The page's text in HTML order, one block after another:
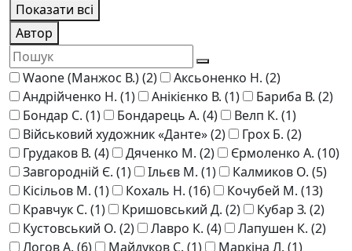
Показати всі
Автор
Waone (Манжос В.)(2) Аксьоненко Н. (2)
Андрійченко Н. (1) Анікієнко В. (1) Бариба В. (2)
Бондар С. (1) Бондарець А. (4) Велп К. (1)
Військовий художник «Данте»(2) Грох Б. (2)
Грудаков В. (4) Дяченко М. (2) Єрмоленко А. (10)
Завгородній Є. (1) Ільєв М. (1) Калмиков О. (5)
Кісільов М. (1) Кохаль Н. (16) Кочубей М. (13)
Кравчук С. (1) Кришовський Д. (2) Кубар З. (2)
Кустовський О. (2) Лавро К. (4) Лапушен К. (2)
Логов А. (6) Майдуков С. (1) Маркіна Л. (1)